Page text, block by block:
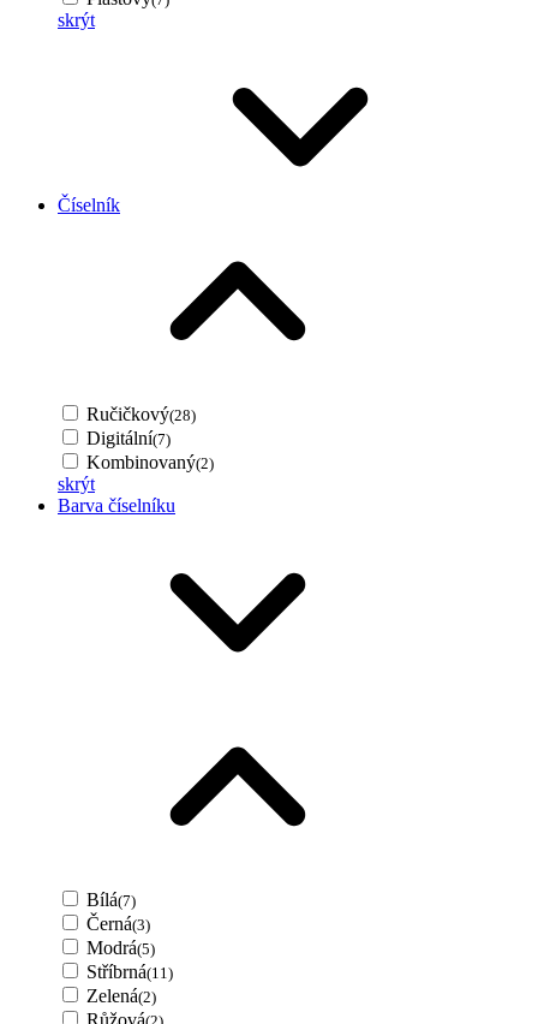
skrýt
Číselník
Ručičkový(28)
Digitální(7)
Kombinovaný(2)
skrýt
Barva číselníku
Bílá(7)
Černá(3)
Modrá(5)
Stříbrná(11)
Zelená(2)